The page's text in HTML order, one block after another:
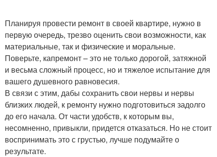
Планируя провести ремонт в своей квартире, нужно в
первую очередь, трезво оценить свои возможности, как
материальные, так и физические и моральные.
Поверьте, капремонт – это не только дорогой, затяжной
и весьма сложный процесс, но и тяжелое испытание для
вашего душевного равновесия.
В связи с этим, дабы сохранить свои нервы и нервы
близких людей, к ремонту нужно подготовиться задолго
до его начала. От части удобств, к которым вы,
несомненно, привыкли, придется отказаться. Но не стоит
воспринимать это с грустью, лучше подумайте о
результате.